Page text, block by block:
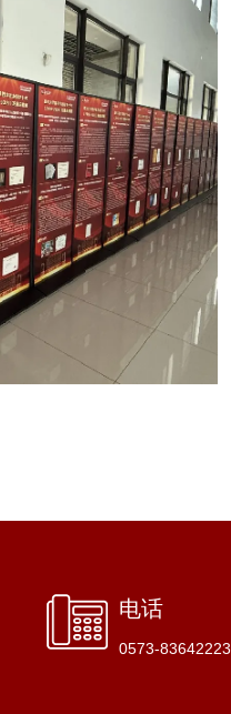
电话
0573-83642223